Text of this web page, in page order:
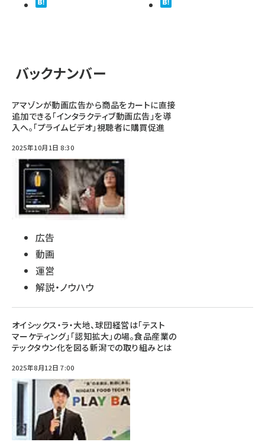
バックナンバー
アマゾンが動画広告から商品をカートに直接
追加できる「インタラクティブ動画広告」を導
入へ。「プライムビデオ」視聴者に購買促進
2025年10月1日 8:30
広告
動画
運営
解説・ノウハウ
オイシックス・ラ・大地、球団経営は「テスト
マーケティング」「認知拡大」の場。食品産業の
テックタウン化を図る新潟での取り組みとは
2025年8月12日 7:00